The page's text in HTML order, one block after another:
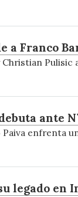
a Franco
Christian
ante
Paiva enfrenta
legado en